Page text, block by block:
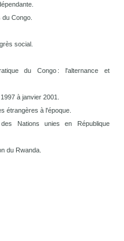
Congo.
social.
du Congo : l'alternance et
à janvier 2001.
étrangères à l'époque.
Nations unies en République
du Rwanda.